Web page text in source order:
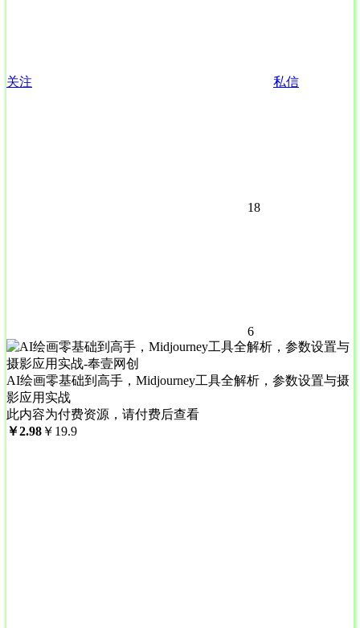
关注 私信
18
6
AI绘画零基础到高手，Midjourney工具全解析，参数设置与摄
影应用实战
此内容为付费资源，请付费后查看
￥2.98 ￥ 19.9